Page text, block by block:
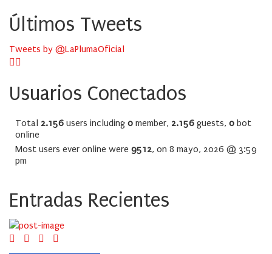
Últimos Tweets
Tweets by @LaPlumaOficial
Usuarios Conectados
Total 2.156 users including 0 member, 2.156 guests, 0 bot
online
Most users ever online were 9512, on 8 mayo, 2026 @ 3:59
pm
Entradas Recientes